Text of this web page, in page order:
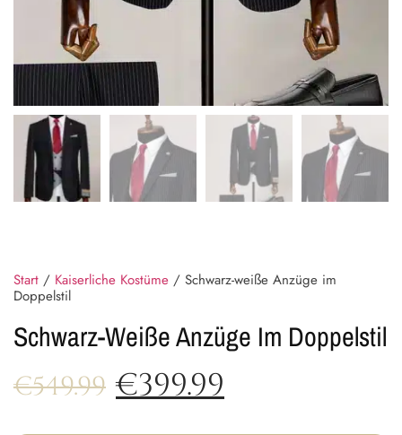
Start / Kaiserliche Kostüme / Schwarz-weiße Anzüge im
Doppelstil
Schwarz-Weiße Anzüge Im Doppelstil
€549.99 €399.99